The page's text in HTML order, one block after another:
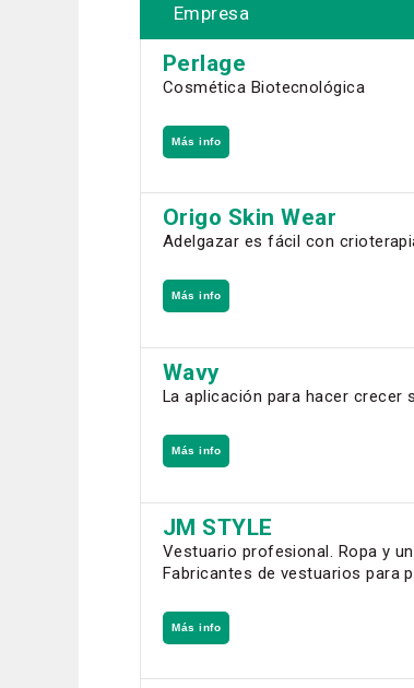
Empresa
Perlage
Cosmética Biotecnológica
Más info
Origo Skin Wear
Adelgazar es fácil con
Más info
Wavy
La aplicación para hacer crecer
Más info
JM STYLE
Vestuario profesional. Ropa y
Fabricantes de vestuarios para
Más info